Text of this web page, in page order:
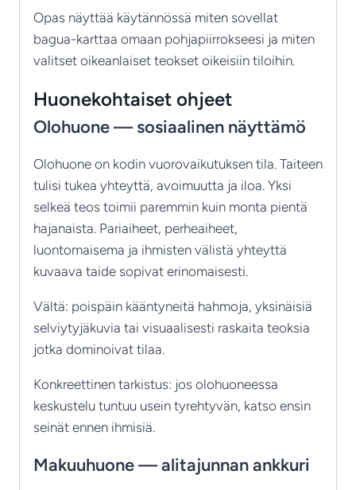
Opas näyttää käytännössä miten sovellat
bagua-karttaa omaan pohjapiirrokseesi ja miten
valitset oikeanlaiset teokset oikeisiin tiloihin.
Huonekohtaiset ohjeet
Olohuone — sosiaalinen näyttämö
Olohuone on kodin vuorovaikutuksen tila. Taiteen
tulisi tukea yhteyttä, avoimuutta ja iloa. Yksi
selkeä teos toimii paremmin kuin monta pientä
hajanaista. Pariaiheet, perheaiheet,
luontomaisema ja ihmisten välistä yhteyttä
kuvaava taide sopivat erinomaisesti.
Vältä: poispäin kääntyneitä hahmoja, yksinäisiä
selviytyjäkuvia tai visuaalisesti raskaita teoksia
jotka dominoivat tilaa.
Konkreettinen tarkistus: jos olohuoneessa
keskustelu tuntuu usein tyrehtyvän, katso ensin
seinät ennen ihmisiä.
Makuuhuone — alitajunnan ankkuri